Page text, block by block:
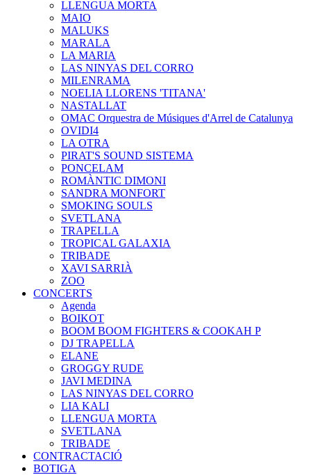
LLENGUA MORTA
MAIO
MALUKS
MARALA
LA MARIA
LAS NINYAS DEL CORRO
MILENRAMA
NOELIA LLORENS 'TITANA'
NASTALLAT
OMAC Orquestra de Músiques d'Arrel de Catalunya
OVIDI4
LA OTRA
PIRAT'S SOUND SISTEMA
PONCELAM
ROMÀNTIC DIMONI
SANDRA MONFORT
SMOKING SOULS
SVETLANA
TRAPELLA
TROPICAL GALAXIA
TRIBADE
XAVI SARRIÀ
ZOO
CONCERTS
Agenda
BOIKOT
BOOM BOOM FIGHTERS & COOKAH P
DJ TRAPELLA
ELANE
GROGGY RUDE
JAVI MEDINA
LAS NINYAS DEL CORRO
LIA KALI
LLENGUA MORTA
SVETLANA
TRIBADE
CONTRACTACIÓ
BOTIGA